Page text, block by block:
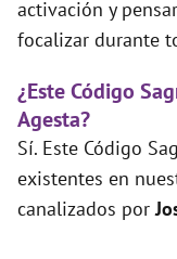
activación y
focalizar durante
¿Este Código
Agesta?
Sí. Este Código
existentes en
canalizados por